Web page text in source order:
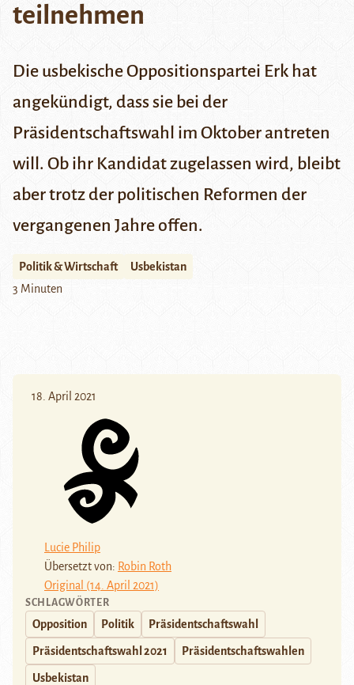
teilnehmen
Die usbekische Oppositionspartei Erk hat
angekündigt, dass sie bei der
Präsidentschaftswahl im Oktober antreten
will. Ob ihr Kandidat zugelassen wird, bleibt
aber trotz der politischen Reformen der
vergangenen Jahre offen.
Politik & Wirtschaft
Usbekistan
3 Minuten
18. April 2021
Lucie Philip
Übersetzt von: Robin Roth
Original (14. April 2021)
SCHLAGWÖRTER
Opposition Politik Präsidentschaftswahl
Präsidentschaftswahl 2021 Präsidentschaftswahlen
Usbekistan